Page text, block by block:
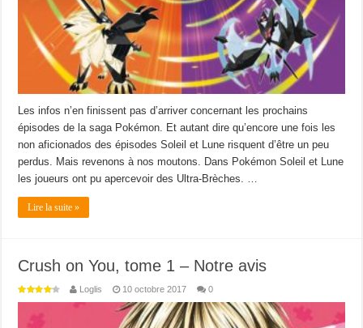
Les infos n’en finissent pas d’arriver concernant les prochains
épisodes de la saga Pokémon. Et autant dire qu’encore une fois les
non aficionados des épisodes Soleil et Lune risquent d’être un peu
perdus. Mais revenons à nos moutons. Dans Pokémon Soleil et Lune
les joueurs ont pu apercevoir des Ultra-Brèches. …
Lire la suite »
Crush on You, tome 1 – Notre avis
Loglis 10 octobre 2017 0